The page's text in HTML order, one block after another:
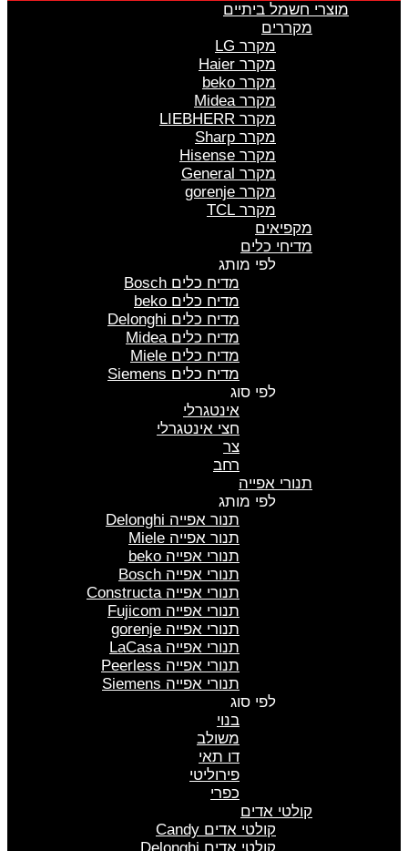
מוצרי חשמל ביתיים
מקררים
מקרר LG
מקרר Haier
מקרר beko
מקרר Midea
מקרר LIEBHERR
מקרר Sharp
מקרר Hisense
מקרר General
מקרר gorenje
מקרר TCL
מקפיאים
מדיחי כלים
לפי מותג
מדיח כלים Bosch
מדיח כלים beko
מדיח כלים Delonghi
מדיח כלים Midea
מדיח כלים Miele
מדיח כלים Siemens
לפי סוג
אינטגרלי
חצי אינטגרלי
צר
רחב
תנורי אפייה
לפי מותג
תנור אפייה Delonghi
תנור אפייה Miele
תנורי אפייה beko
תנורי אפייה Bosch
תנורי אפייה Constructa
תנורי אפייה Fujicom
תנורי אפייה gorenje
תנורי אפייה LaCasa
תנורי אפייה Peerless
תנורי אפייה Siemens
לפי סוג
בנוי
משולב
דו תאי
פירוליטי
כפרי
קולטי אדים
קולטי אדים Candy